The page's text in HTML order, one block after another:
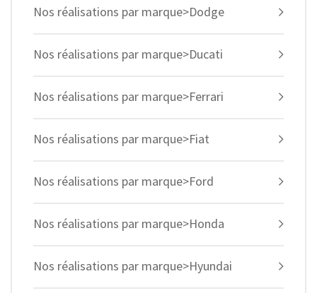
Nos réalisations par marque>Dodge
Nos réalisations par marque>Ducati
Nos réalisations par marque>Ferrari
Nos réalisations par marque>Fiat
Nos réalisations par marque>Ford
Nos réalisations par marque>Honda
Nos réalisations par marque>Hyundai